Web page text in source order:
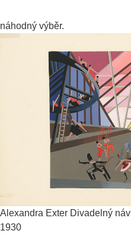
náhodný výběr.
Alexandra Exter Divadelný
1930